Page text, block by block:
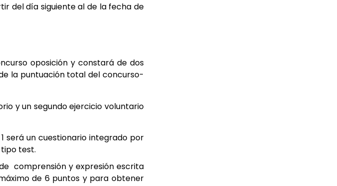
del día siguiente al de la fecha de
oposición y constará de dos
la puntuación total del concurso-
y un segundo ejercicio voluntario
será un cuestionario integrado por
test.
comprensión y expresión escrita
de 6 puntos y para obtener